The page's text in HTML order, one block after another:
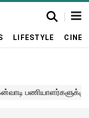
LIFESTYLE